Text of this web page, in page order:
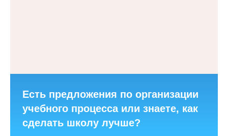
Есть предложения по организации
учебного процесса или знаете, как
сделать школу лучше?